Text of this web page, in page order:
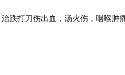
跌打刀伤出血，汤火伤，咽喉肿痛